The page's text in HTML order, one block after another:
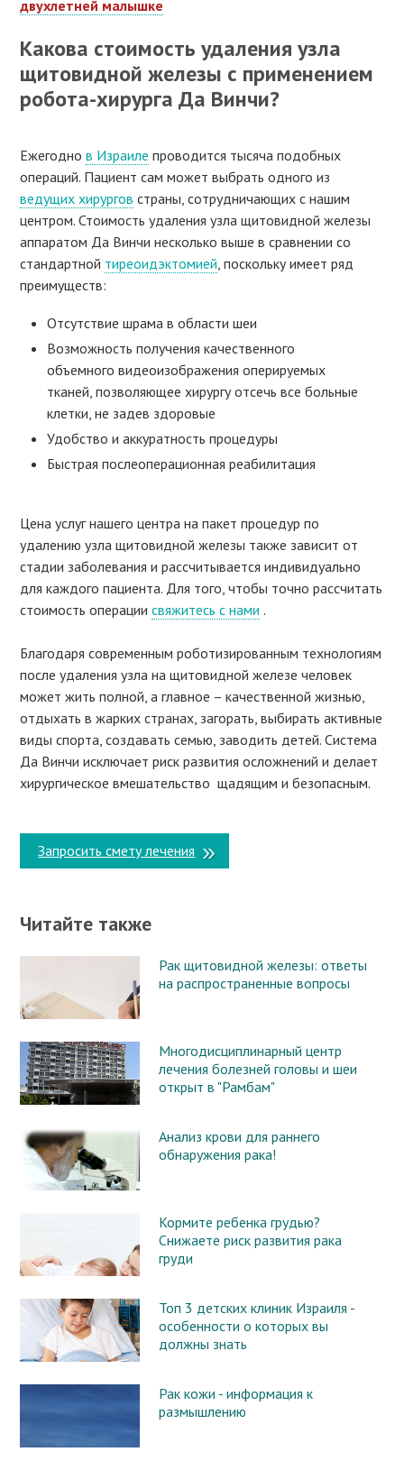
двухлетней малышке
Какова стоимость удаления узла
щитовидной железы с применением
робота-хирурга Да Винчи?
Ежегоднов Израиле проводится тысяча подобных
операций. Пациент сам может выбрать одного из
ведущих хирургов страны, сотрудничающих с нашим
центром. Стоимость удаления узла щитовидной железы
аппаратом Да Винчи несколько выше в сравнении со
стандартной тиреоидэктомией , поскольку имеет ряд
преимуществ:
Отсутствие шрама в области шеи
Возможность получения качественного
объемного видеоизображения оперируемых
тканей, позволяющее хирургу отсечь все больные
клетки, не задев здоровые
Удобство и аккуратность процедуры
Быстрая послеоперационная реабилитация
Цена услуг нашего центра на пакет процедур по
удалению узла щитовидной железы также зависит от
стадии заболевания и рассчитывается индивидуально
для каждого пациента. Для того, чтобы точно рассчитать
стоимость операциисвяжитесь с нами .
Благодаря современным роботизированным технологиям
после удаления узла на щитовидной железе человек
может жить полной, а главное – качественной жизнью,
отдыхать в жарких странах, загорать, выбирать активные
виды спорта, создавать семью, заводить детей. Система
Да Винчи исключает риск развития осложнений и делает
хирургическое вмешательство щадящим и безопасным.
Запросить смету лечения
Читайте также
Рак щитовидной железы: ответы
на распространенные вопросы
Многодисциплинарный центр
лечения болезней головы и шеи
открыт в "Рамбам"
Анализ крови для раннего
обнаружения рака!
Кормите ребенка грудью?
Снижаете риск развития рака
груди
Топ 3 детских клиник Израиля -
особенности о которых вы
должны знать
Рак кожи - информация к
размышлению